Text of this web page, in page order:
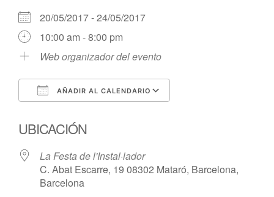
20/05/2017 - 24/05/2017
10:00 am - 8:00 pm
Web organizador del evento
AÑADIR AL CALENDARIO
UBICACIÓN
La Festa de l'Instal·lador
C. Abat Escarre, 19 08302 Mataró, Barcelona,
Barcelona